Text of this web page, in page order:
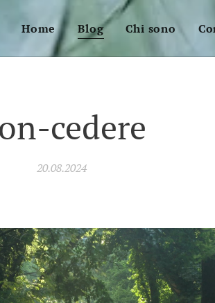
Home Blog Chi sono
cedere
20.08.2024